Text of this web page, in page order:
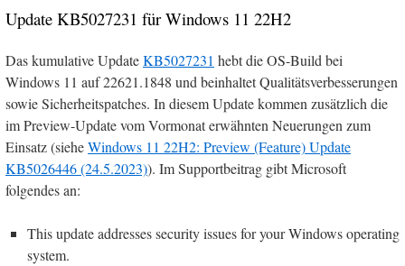
Update KB5027231 für Windows 11 22H2
Das kumulative UpdateKB5027231 hebt die OS-Build bei
Windows 11 auf 22621.1848 und beinhaltet Qualitätsverbesserungen
sowie Sicherheitspatches. In diesem Update kommen zusätzlich die
im Preview-Update vom Vormonat erwähnten Neuerungen zum
Einsatz (sieheWindows 11 22H2: Preview (Feature) Update
KB5026446 (24.5.2023)). Im Supportbeitrag gibt Microsoft
folgendes an:
This update addresses security issues for your Windows operating
system.